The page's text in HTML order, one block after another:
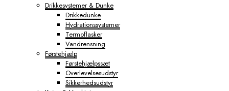
Drikkesystemer & Dunke
Drikkedunke
Hydrationssystemer
Termoflasker
Vandrensning
Førstehjælp
Førstehjælpssæt
Overlevelsesudstyr
Sikkerhedsudstyr